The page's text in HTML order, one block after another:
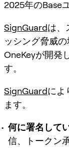
2025年のBase
SignGuardは、
ッシング脅威の
OneKeyが開発
す。
SignGuardによ
ます。
何に署名して
信、トークン